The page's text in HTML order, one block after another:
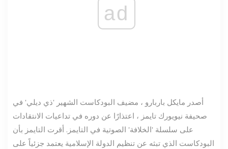
ad
أصدر مايكل باربارو ، مضيف البودكاست الشهير 'ذي ديلي' في
صحيفة نيويورك تايمز ، اعتذارًا عن دوره في تداعيات الانتقادات
على سلسلة 'الخلافة' الصوتية في التايمز. أقرت التايمز بأن
البودكاست الذي تبثه عن تنظيم الدولة الإسلامية يعتمد جزئياً على